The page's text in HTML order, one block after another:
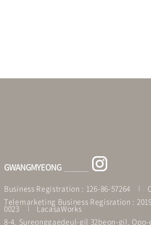
GWANGMYEONG
Business Registration : 126-86-57264
Telemarketing Business Regisration :
0023
LacasaWorks
8-4, Sureonggaedeul-gil 32beon-gil,